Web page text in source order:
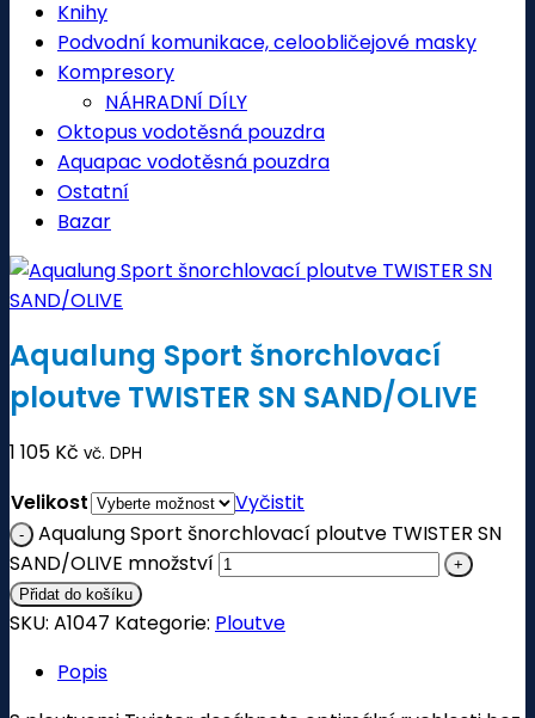
Knihy
Podvodní komunikace, celoobličejové masky
Kompresory
NÁHRADNÍ DÍLY
Oktopus vodotěsná pouzdra
Aquapac vodotěsná pouzdra
Ostatní
Bazar
Aqualung Sport šnorchlovací
ploutve TWISTER SN SAND/OLIVE
1 105 Kč vč. DPH
Velikost
Vyčistit
Aqualung Sport šnorchlovací ploutve TWISTER SN
SAND/OLIVE množství
Přidat do košíku
SKU: A1047 Kategorie: Ploutve
Popis